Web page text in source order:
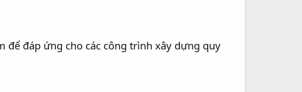
để đáp ứng cho các công trình xây dựng quy